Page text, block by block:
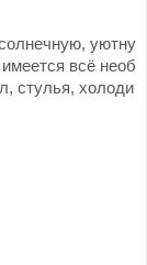
уютну
всё необ
стулья, холоди